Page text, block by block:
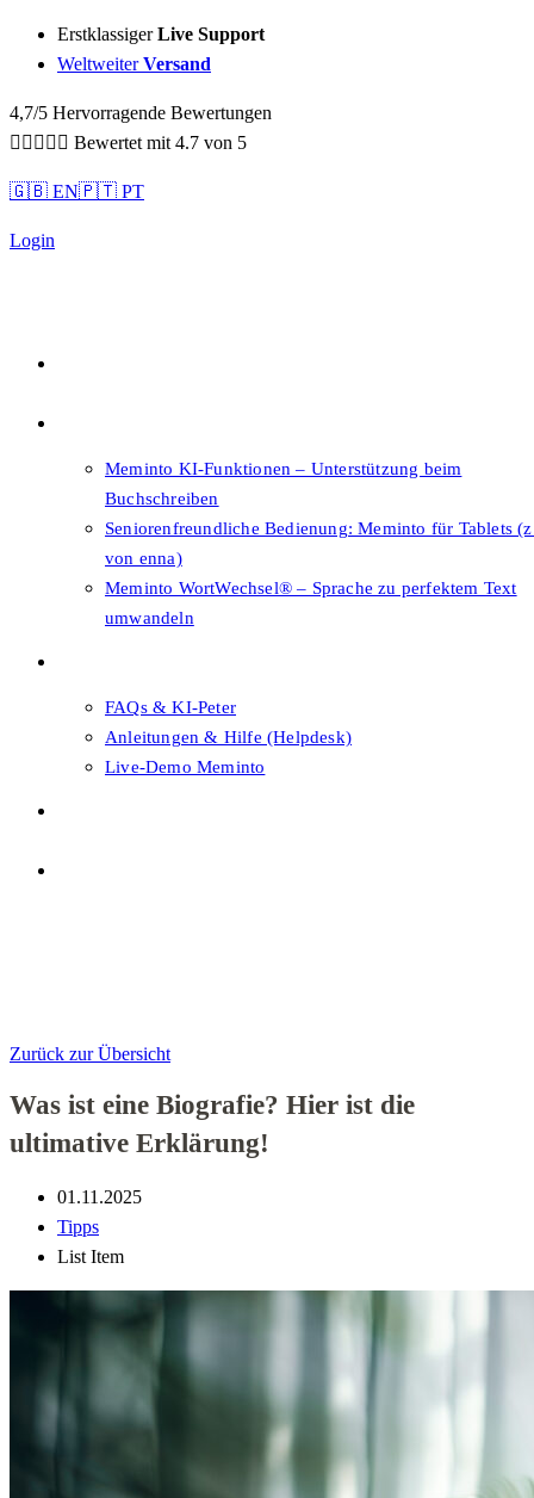
Sidebar-
Sidebar-
ErstklassigerLive Support
WeltweiterVersand
4,7/5 Hervorragende Bewertungen
     Bewertet mit 4.7 von 5
🇬🇧 EN🇵🇹 PT
Login
Meminto KI-Funktionen – Unterstützung beim
Buchschreiben
Seniorenfreundliche Bedienung: Meminto für Tablets
von enna)
Meminto WortWechsel® – Sprache zu perfektem Text
umwandeln
FAQs & KI-Peter
Anleitungen & Hilfe (Helpdesk)
Live-Demo Meminto
Zurück zur Übersicht
Was ist eine Biografie? Hier ist die
ultimative Erklärung!
01.11.2025
Tipps
List Item